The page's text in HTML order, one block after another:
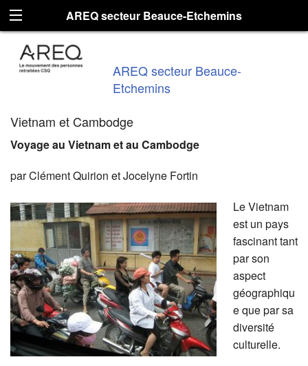
AREQ secteur Beauce-Etchemins
AREQ secteur Beauce-
Etchemins
Vietnam et Cambodge
Voyage au Vietnam et au Cambodge
par Clément Quirion et Jocelyne Fortin
Le Vietnam
est un pays
fascinant tant
par son
aspect
géographiqu
e que par sa
diversité
culturelle.